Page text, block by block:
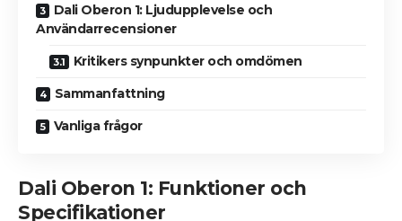
Dali Oberon 1: Ljudupplevelse och
Användarrecensioner
Kritikers synpunkter och omdömen
Sammanfattning
Vanliga frågor
Dali Oberon 1: Funktioner och
Specifikationer